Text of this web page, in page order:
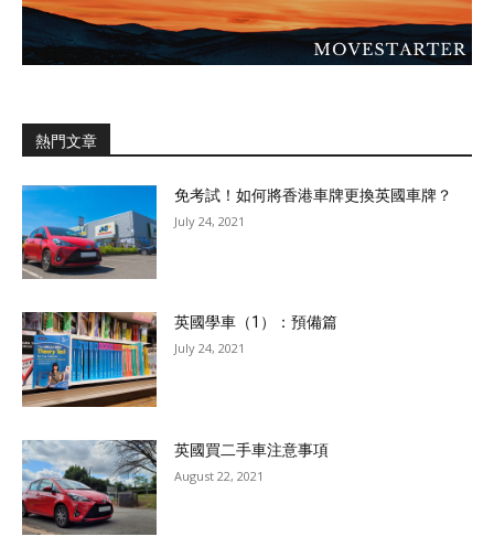
熱門文章
免考試！如何將香港車牌更換英國車牌？
July 24, 2021
英國學車（1）：預備篇
July 24, 2021
英國買二手車注意事項
August 22, 2021